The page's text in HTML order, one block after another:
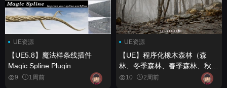
UE资源
【UE5.8】魔法样条线插件
Magic Spline Plugin
9 1周前
UE资源
【UE】程序化橡木森林（森
林、冬季森林、春季森林、秋季
森林） Procedural Oak Forest
10 2周前